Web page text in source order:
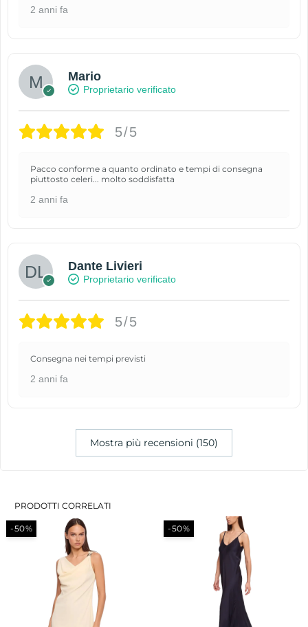
2 anni fa
Mario
Proprietario verificato
5/5
Pacco conforme a quanto ordinato e tempi di consegna
piuttosto celeri... molto soddisfatta
2 anni fa
Dante Livieri
Proprietario verificato
5/5
Consegna nei tempi previsti
2 anni fa
Mostra più recensioni (150)
PRODOTTI CORRELATI
-50% -50%